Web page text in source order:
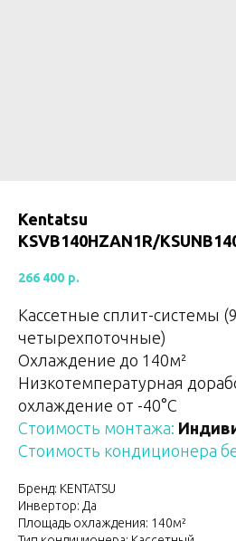
Kentatsu
KSVB140HZAN1R/
266 400 р.
Кассетные сплит-системы
четырехпоточные)
Охлаждение до 140м²
Низкотемпературная
охлаждение от -40°С
Стоимость монтажа:
Стоимость кондиционера
Бренд: KENTATSU
Инвертор: Да
Площадь охлаждения: 140м²